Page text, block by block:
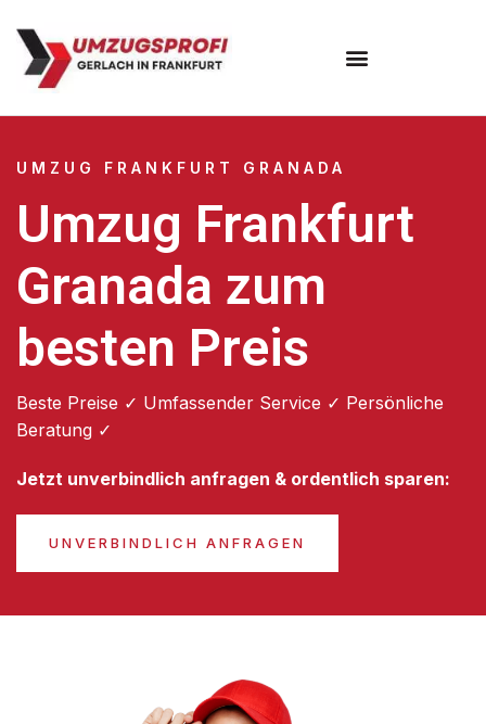
UMZUG FRANKFURT GRANADA
Umzug Frankfurt
Granada zum
besten Preis
Beste Preise ✓ Umfassender Service ✓ Persönliche
Beratung ✓
Jetzt unverbindlich anfragen & ordentlich sparen:
UNVERBINDLICH ANFRAGEN